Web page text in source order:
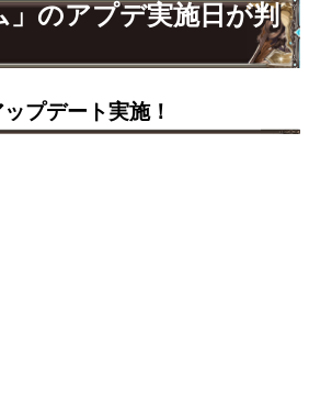
」のアプデ実施日が判
プデート実施！